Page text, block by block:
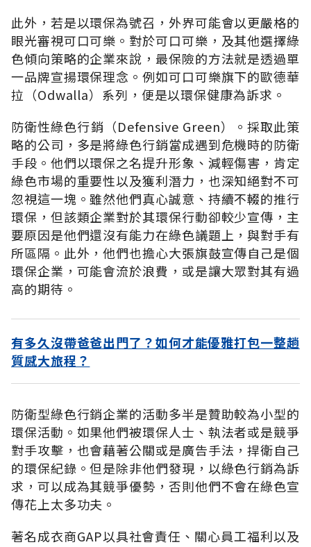
此外，若是以環保為號召，外界可能會以更嚴格的
眼光審視可口可樂。對於可口可樂，及其他選擇綠
色傾向策略的企業來說，最保險的方法就是透過單
一品牌宣揚環保理念。例如可口可樂旗下的歐德華
拉（Odwalla）系列，便是以環保健康為訴求。
防衛性綠色行銷（Defensive Green）。採取此策
略的公司，多是將綠色行銷當成遇到危機時的防衛
手段。他們以環保之名提升形象、減輕傷害，肯定
綠色市場的重要性以及獲利潛力，也深知絕對不可
忽視這一塊。雖然他們真心誠意、持續不輟的推行
環保，但該類企業對於其環保行動卻較少宣傳，主
要原因是他們還沒有能力在綠色議題上，與對手有
所區隔。此外，他們也擔心大張旗鼓宣傳自己是個
環保企業，可能會流於浪費，或是讓大眾對其有過
高的期待。
有多久沒帶爸爸出門了？如何才能優雅打包一整趟
質感大旅程？
防衛型綠色行銷企業的活動多半是贊助較為小型的
環保活動。如果他們被環保人士、執法者或是競爭
對手攻擊，也會藉著公關或是廣告手法，捍衛自己
的環保紀錄。但是除非他們發現，以綠色行銷為訴
求，可以成為其競爭優勢，否則他們不會在綠色宣
傳花上太多功夫。
著名成衣商GAP以具社會責任、關心員工福利以及